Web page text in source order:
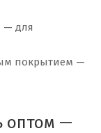
— для
покрытием —
оптом —